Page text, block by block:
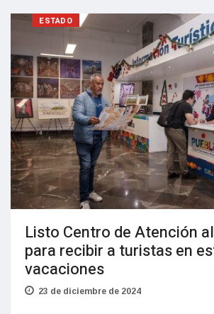
ESTADO
Listo Centro de Atención
para recibir a turistas en
vacaciones
23 de diciembre de 2024